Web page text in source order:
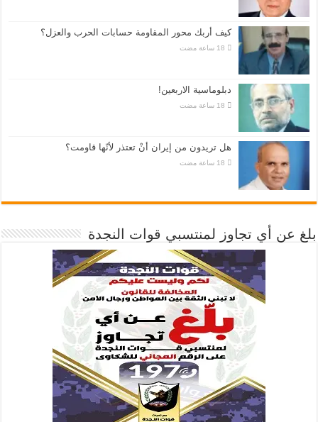
كيف أربك محور المقاومة حسابات الحرب والعزل؟
دبلوماسية الاربعين!
هل تريدون من إيران أنْ تعتذر لأنّها قاومت؟
بلغ عن أي تجاوز لمنتسبي قوات النجدة